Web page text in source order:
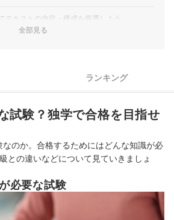
テキストの内容・構成を厳選しよう
購入するなら出版社をそろえるのがおすすめ
品おすすめ人気ランキング
電卓もチェック
筋ランキングもチェック！
全部見る
ランキング
試験？独学で合格を目指せ
のか。合格するためにはどんな知識が必
との違いなどについて見ていきましょ
必要な試験